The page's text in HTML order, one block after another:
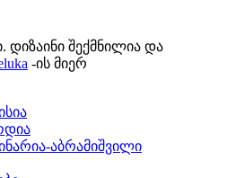
დიზაინი შექმნილია და
-ის მიერ
აბრამიშვილი